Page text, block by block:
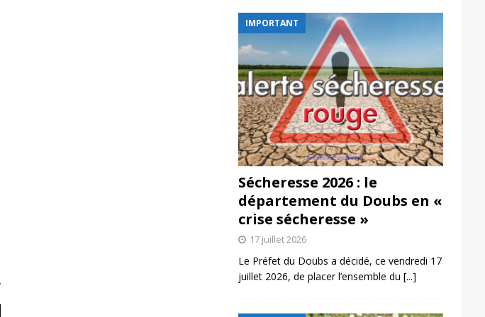
IMPORTANT
Sécheresse 2026 : le
département du Doubs en «
crise sécheresse »
17 juillet 2026
Le Préfet du Doubs a décidé, ce vendredi 17
juillet 2026, de placer l’ensemble du [...]